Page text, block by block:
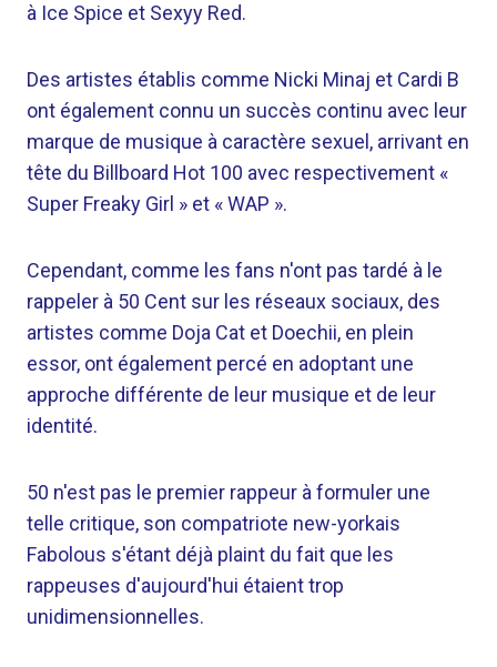
à Ice Spice et Sexyy Red.
Des artistes établis comme Nicki Minaj et Cardi B
ont également connu un succès continu avec leur
marque de musique à caractère sexuel, arrivant en
tête du Billboard Hot 100 avec respectivement «
Super Freaky Girl » et « WAP ».
Cependant, comme les fans n'ont pas tardé à le
rappeler à 50 Cent sur les réseaux sociaux, des
artistes comme Doja Cat et Doechii, en plein
essor, ont également percé en adoptant une
approche différente de leur musique et de leur
identité.
50 n'est pas le premier rappeur à formuler une
telle critique, son compatriote new-yorkais
Fabolous s'étant déjà plaint du fait que les
rappeuses d'aujourd'hui étaient trop
unidimensionnelles.